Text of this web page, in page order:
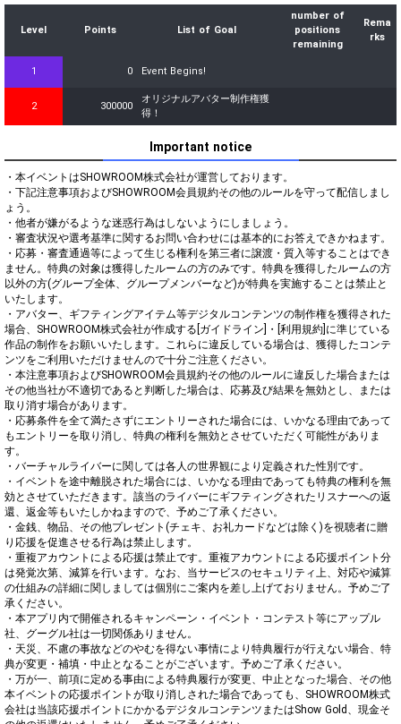
Level Points List of Goal
number of
positions
remaining
Rema
rks
1 0 Event Begins!
2 300000
オリジナルアバター制作権獲
得！
Important notice
・本イベントはSHOWROOM株式会社が運営しております。
・下記注意事項およびSHOWROOM会員規約その他のルールを守って配信しまし
ょう。
・他者が嫌がるような迷惑行為はしないようにしましょう。
・審査状況や選考基準に関するお問い合わせには基本的にお答えできかねます。
・応募・審査通過等によって生じる権利を第三者に譲渡・質入等することはでき
ません。特典の対象は獲得したルームの方のみです。特典を獲得したルームの方
以外の方(グループ全体、グループメンバーなど)が特典を実施することは禁止と
いたします。
・アバター、ギフティングアイテム等デジタルコンテンツの制作権を獲得された
場合、SHOWROOM株式会社が作成する[ガイドライン]・[利用規約]に準じている
作品の制作をお願いいたします。これらに違反している場合は、獲得したコンテ
ンツをご利用いただけませんので十分ご注意ください。
・本注意事項およびSHOWROOM会員規約その他のルールに違反した場合または
その他当社が不適切であると判断した場合は、応募及び結果を無効とし、または
取り消す場合があります。
・応募条件を全て満たさずにエントリーされた場合には、いかなる理由であって
もエントリーを取り消し、特典の権利を無効とさせていただく可能性がありま
す。
・バーチャルライバーに関しては各人の世界観により定義された性別です。
・イベントを途中離脱された場合には、いかなる理由であっても特典の権利を無
効とさせていただきます。該当のライバーにギフティングされたリスナーへの返
還、返金等もいたしかねますので、予めご了承ください。
・金銭、物品、その他プレゼント(チェキ、お礼カードなどは除く)を視聴者に贈
り応援を促進させる行為は禁止します。
・重複アカウントによる応援は禁止です。重複アカウントによる応援ポイント分
は発覚次第、減算を行います。なお、当サービスのセキュリティ上、対応や減算
の仕組みの詳細に関しましては個別にご案内を差し上げておりません。予めご了
承ください。
・本アプリ内で開催されるキャンペーン・イベント・コンテスト等にアップル
社、グーグル社は一切関係ありません。
・天災、不慮の事故などのやむを得ない事情により特典履行が行えない場合、特
典が変更・補填・中止となることがございます。予めご了承ください。
・万が一、前項に定める事由による特典履行が変更、中止となった場合、その他
本イベントの応援ポイントが取り消しされた場合であっても、SHOWROOM株式
会社は当該応援ポイントにかかるデジタルコンテンツまたはShow Gold、現金そ